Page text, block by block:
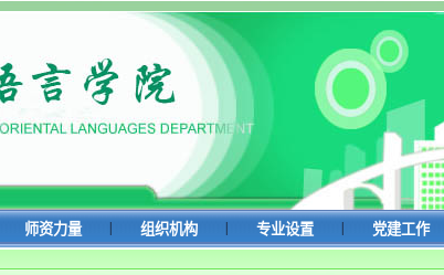
师资力量 组织机构 专业设置 党建工作